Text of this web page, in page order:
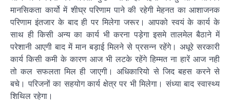
मानसिकता कार्यो में शीघ्र परिणाम पाने की रहेगी मेहनत का आशाजनक
परिणाम इंतजार के बाद ही पर मिलेगा जरूर। आपको स्वयं के कार्य के
साथ ही किसी अन्य का कार्य भी करना पड़ेगा इसमे तालमेल बैठाने में
परेशानी आएगी बाद में मान बड़ाई मिलने से प्रसन्न रहेंगे। अधूरे सरकारी
कार्य किसी कमी के कारण आज भी लटके रहेंगे हिम्मत ना हारें आज नही
तो कल सफलता मिल ही जाएगी। अधिकारियो से जिद बहस करने से
बचे। परिजनों का सहयोग कार्य क्षेत्र पर भी मिलेगा। संध्या बाद स्वास्थ्य
शिथिल रहेगा।